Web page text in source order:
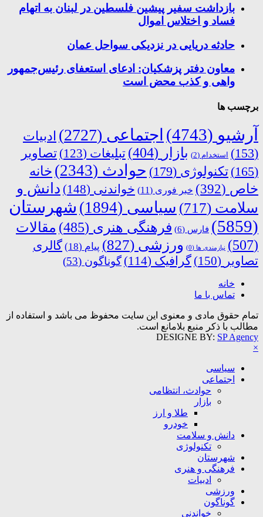
بازداشت سفیر پیشین فلسطین در لبنان به اتهام
فساد و اختلاس اموال
حادثه دریایی در نزدیکی سواحل عمان
معاون دفتر پزشکیان: ادعای استعفای رئیس‌جمهور
واهی و کذب محض است
برچسب ها
آرشیو (4743) اجتماعی (2727)
ادبیات
(153)
استخدام (2) بازار (404) تبلیغات (123)
تصاویر
(165)
تکنولوژی (179) حوادث (2343)
خانه
خاص (392) خبر فوری (11) خواندنی (148)
دانش و
سلامت (717) سیاسی (1894)
شهرستان
(5859)
فارس (6) فرهنگی هنری (485)
مقالات
(507)
نیازمندی ها (0) ورزشی (827) پیام (18)
گالری
تصاویر (150) گرافیک (114) گوناگون (53)
خانه
تماس با ما
تمام حقوق مادی و معنوی این سایت محفوظ می باشد و استفاده از
مطالب با ذکر منبع بلامانع است.
DESIGNE BY: SP Agency
×
سیاسی
اجتماعی
حوادث، انتظامی
بازار
طلا و ارز
خودرو
دانش و سلامت
تکنولوژی
شهرستان
فرهنگی و هنری
ادبیات
ورزشی
گوناگون
خواندنی